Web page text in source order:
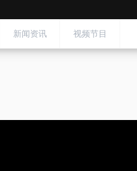
新闻资讯 视频节目